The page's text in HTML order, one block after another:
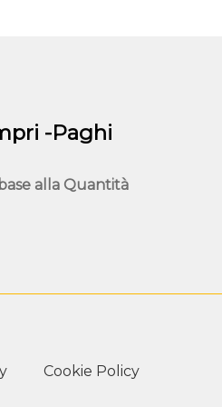
-Paghi
alla Quantità
Cookie Policy